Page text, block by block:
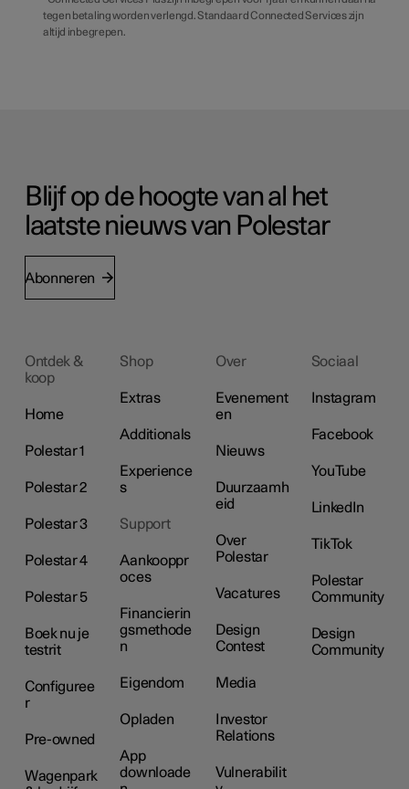
tegen betaling worden verlengd. Standaard Connected Services zijn
altijd inbegrepen.
Blijf op de hoogte van al het
laatste nieuws van Polestar
Abonneren
Ontdek &
koop
Home
Polestar 1
Polestar 2
Polestar 3
Polestar 4
Polestar 5
Boek nu je
testrit
Configuree
r
Pre-owned
Wagenpark
Shop
Extras
Additionals
Experience
s
Support
Aankooppr
oces
Financierin
gsmethode
n
Eigendom
Opladen
App
downloade
Over
Evenement
en
Nieuws
Duurzaamh
eid
Over
Polestar
Vacatures
Design
Contest
Media
Investor
Relations
Vulnerabilit
Sociaal
Instagram
Facebook
YouTube
LinkedIn
TikTok
Polestar
Community
Design
Community